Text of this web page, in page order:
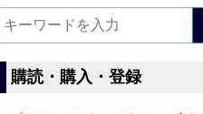
購読・購入・登録